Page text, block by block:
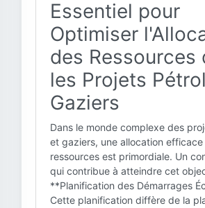
Essentiel pour
Optimiser
des Ressources
les Projets
Gaziers
Dans le monde complexe des
et gaziers, une allocation efficace
ressources est primordiale. Un
qui contribue à atteindre cet
**Planification des Démarrages
Cette planification diffère de la